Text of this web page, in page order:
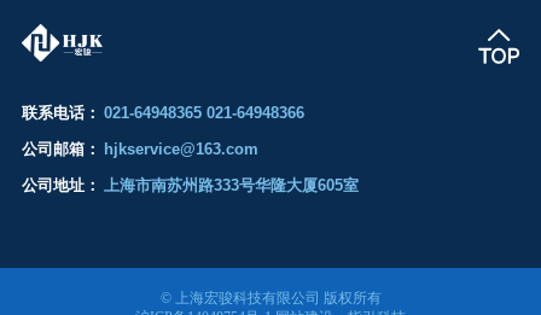
联系电话： 021-64948365 021-64948366
公司邮箱： hjkservice@163.com
公司地址：
上海市南苏州路333号华隆大厦605室
© 上海宏骏科技有限公司 版权所有